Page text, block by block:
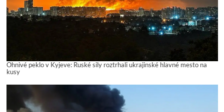
Ohnivé peklo v Kyjeve: Ruské sily roztrhali ukrajinské hlavné mesto na
kusy